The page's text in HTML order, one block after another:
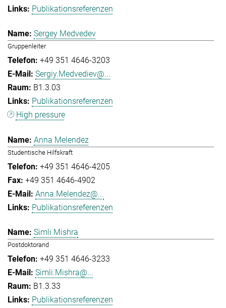
Publikationsreferenzen
Sergey Medvedev
Gruppenleiter
+49 351 4646-3203
Sergiy.Medvediev@...
B1.3.03
Publikationsreferenzen
High pressure
Anna Melendez
Studentische Hilfskraft
+49 351 4646-4205
+49 351 4646-4902
Anna.Melendez@...
Publikationsreferenzen
Simli Mishra
Postdoktorand
+49 351 4646-3233
Simli.Mishra@...
B1.3.33
Publikationsreferenzen